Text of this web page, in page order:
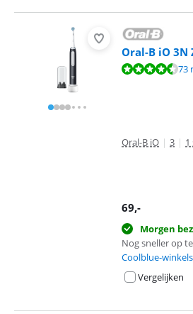
Oral-B iO 3N
Beoordeling is 8,6 van de 10, gebaseerd op
73
Oral-B iO | 3 | 1
69,-
Morgen
Nog sneller op
Coolblue-winkels
Vergelijken